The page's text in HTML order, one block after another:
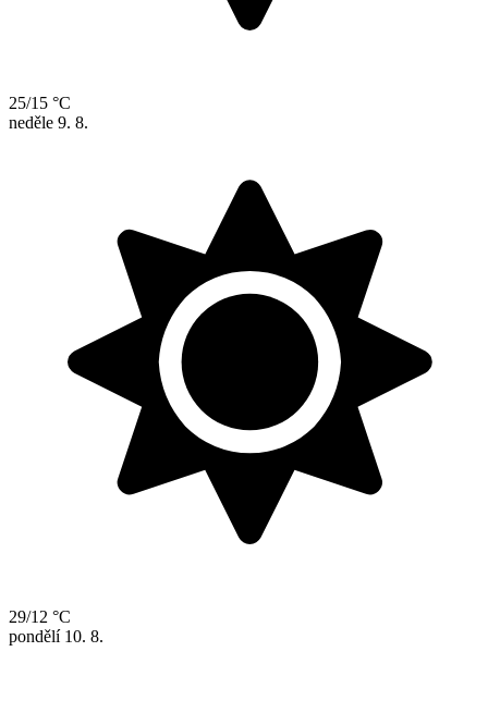
25/15 °C
neděle 9. 8.
29/12 °C
pondělí 10. 8.